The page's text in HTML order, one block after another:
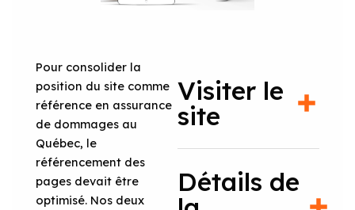
Pour consolider la
position du site comme
référence en assurance
de dommages au
Québec, le
référencement des
pages devait être
optimisé. Nos deux
Visiter le
site
Détails de